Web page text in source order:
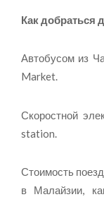
Как добраться
Автобусом из
Market.
Скоростной
station.
Стоимость
в Малайзии,